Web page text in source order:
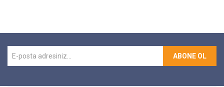
ABONE OL